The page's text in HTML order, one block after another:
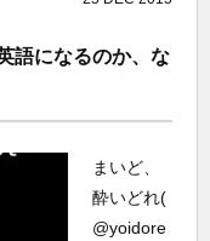
語になるのか、な
まいど、
酔いどれ(
@yoidore